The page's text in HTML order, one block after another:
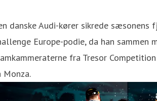
danske Audi-kører sikrede sæsonens
Europe-podie, da han sammen
fra Tresor
Monza.